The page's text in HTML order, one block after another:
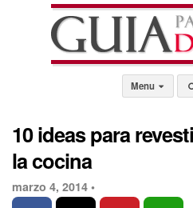
Menu
10 ideas para
la cocina
marzo 4, 2014 •